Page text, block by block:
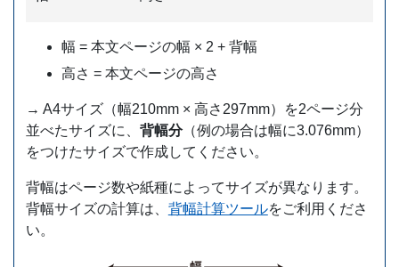
幅 = 本文ページの幅 × 2 + 背幅
高さ = 本文ページの高さ
→ A4サイズ（幅210mm × 高さ297mm）を2ページ分
並べたサイズに、 背幅分（例の場合は幅に3.076mm）
をつけたサイズで作成してください。
背幅はページ数や紙種によってサイズが異なります。
背幅サイズの計算は、 背幅計算ツールをご利用くださ
い。